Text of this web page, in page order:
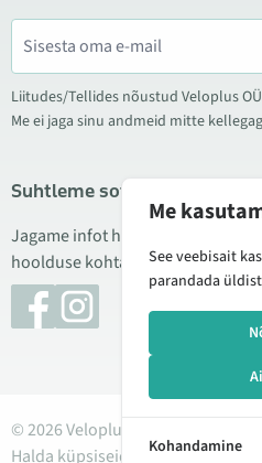
Liitudes/Tellides nõustud Veloplus
Me ei jaga sinu andmeid mitte
Suhtleme sotsiaalmeedias
Jagame infot hea hinna
hoolduse kohta. Mõnikord teeme
© 2026 Veloplus OÜ. Kõik õigused
Halda küpsiseid
Me
See veebisait
parandada
Kohandamine